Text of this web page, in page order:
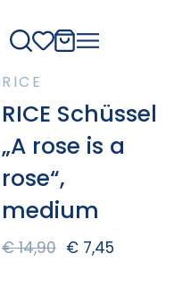
RICE
RICE Schüssel
„A rose is a
rose“,
medium
€14,90 €7,45